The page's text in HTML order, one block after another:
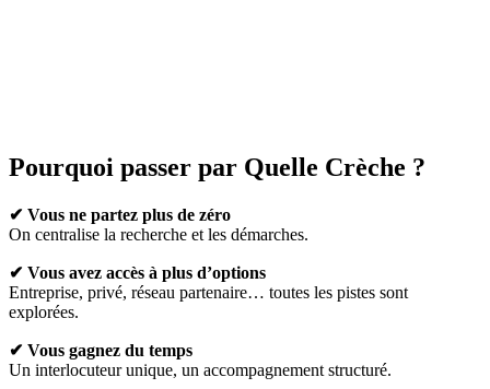
Pourquoi passer par Quelle Crèche ?
✔ Vous ne partez plus de zéro
On centralise la recherche et les démarches.
✔ Vous avez accès à plus d’options
Entreprise, privé, réseau partenaire… toutes les pistes sont
explorées.
✔ Vous gagnez du temps
Un interlocuteur unique, un accompagnement structuré.